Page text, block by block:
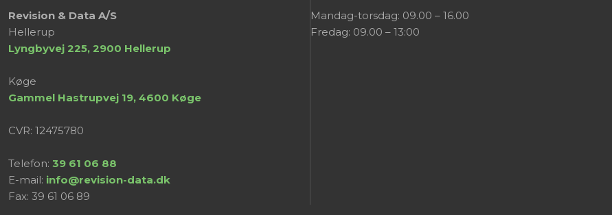
​Revision & Data A/S
Hellerup
Lyngbyvej 225, 2900 Hellerup
Køge
​Gammel Hastrupvej 19, 4600 Køge
CVR: 12475780
Telefon: 39 61 06 88
E-mail: info@revision-data.dk
Fax: ​39 61 06 89
Mandag-torsdag: 09.00 – 16.00
Fredag: 09.00 – 13:00